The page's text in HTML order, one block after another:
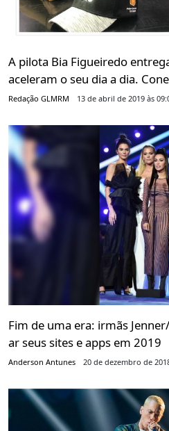
A pilota Bia Figueiredo
aceleram o seu dia a dia.
Redação GLMRM 13 de abril de 2019 às
Fim de uma era: irmãs
ar seus sites e apps em 2019
Anderson Antunes 20 de dezembro de